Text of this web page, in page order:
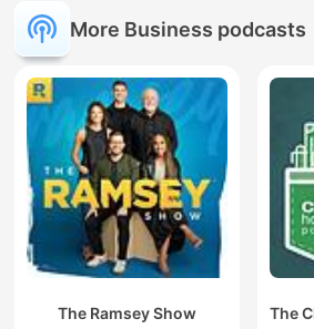
More Business podcasts
The Ramsey Show The